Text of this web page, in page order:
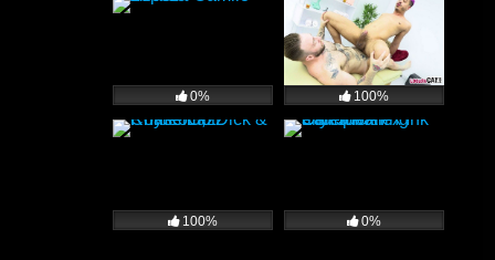
0% 100%
100% 0%